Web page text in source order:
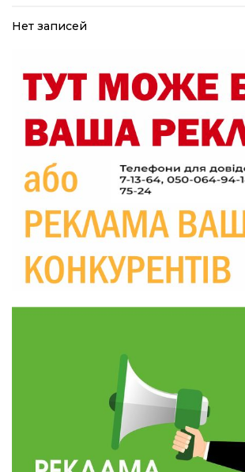
16:26
Краснопільщина під ворожими
09:33
Не лише документи: несподівані
можуть врятувати життя під час
09:26
05 сер
Що робити, якщо в
18:39
04 сер
разом створюють унікальний
09:52
04 сер
Родина Степаненків: від
прикордоння до втраченого
«Все закінчиться, приїду й
26-річного Захисника Богдана
Паливо по 100 грн та ризик
Україні різко зростають ціни на
Нет записей